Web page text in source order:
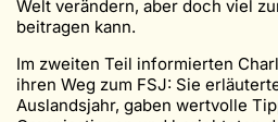
Welt verändern, aber doch viel
beitragen kann.
Im zweiten Teil informierten
ihren Weg zum FSJ: Sie
Auslandsjahr, gaben wertvolle